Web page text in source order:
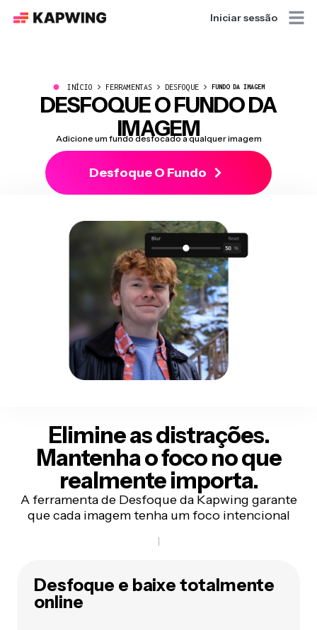
Iniciar sessão
● INÍCIO FERRAMENTAS DESFOQUE FUNDO DA IMAGEM
DESFOQUE O FUNDO DA
IMAGEM
Adicione um fundo desfocado a qualquer imagem
Desfoque O Fundo
Elimine as distrações.
Mantenha o foco no que
realmente importa.
A ferramenta de Desfoque da Kapwing garante
que cada imagem tenha um foco intencional
Desfoque e baixe totalmente
online